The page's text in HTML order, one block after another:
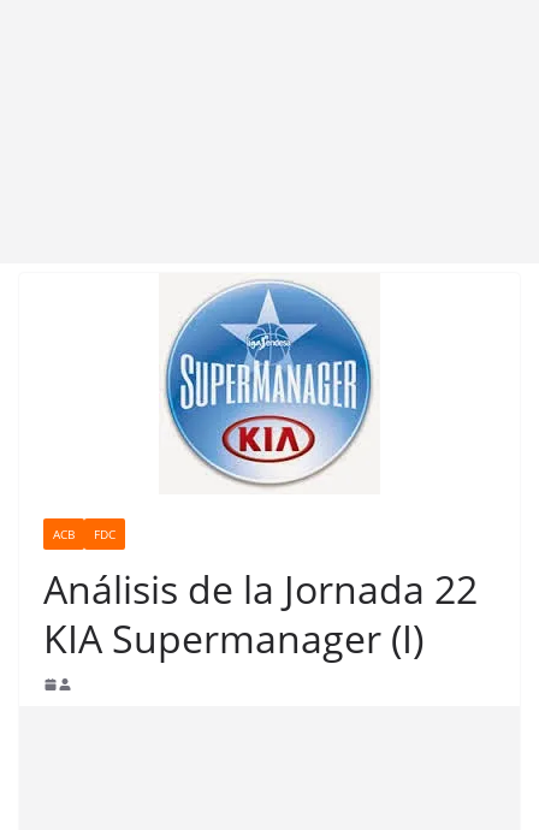
ACB FDC
Análisis de la Jornada 22
KIA Supermanager (I)